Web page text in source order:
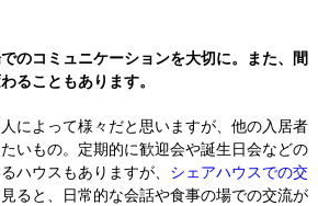
のコミュニケーションを大切に。また、間
ることもあります。
によって様々だと思いますが、他の入居者
いもの。定期的に歓迎会や誕生日会などの
ハウスもありますが、 シェアハウスでの交
ると、日常的な会話や食事の場での交流が